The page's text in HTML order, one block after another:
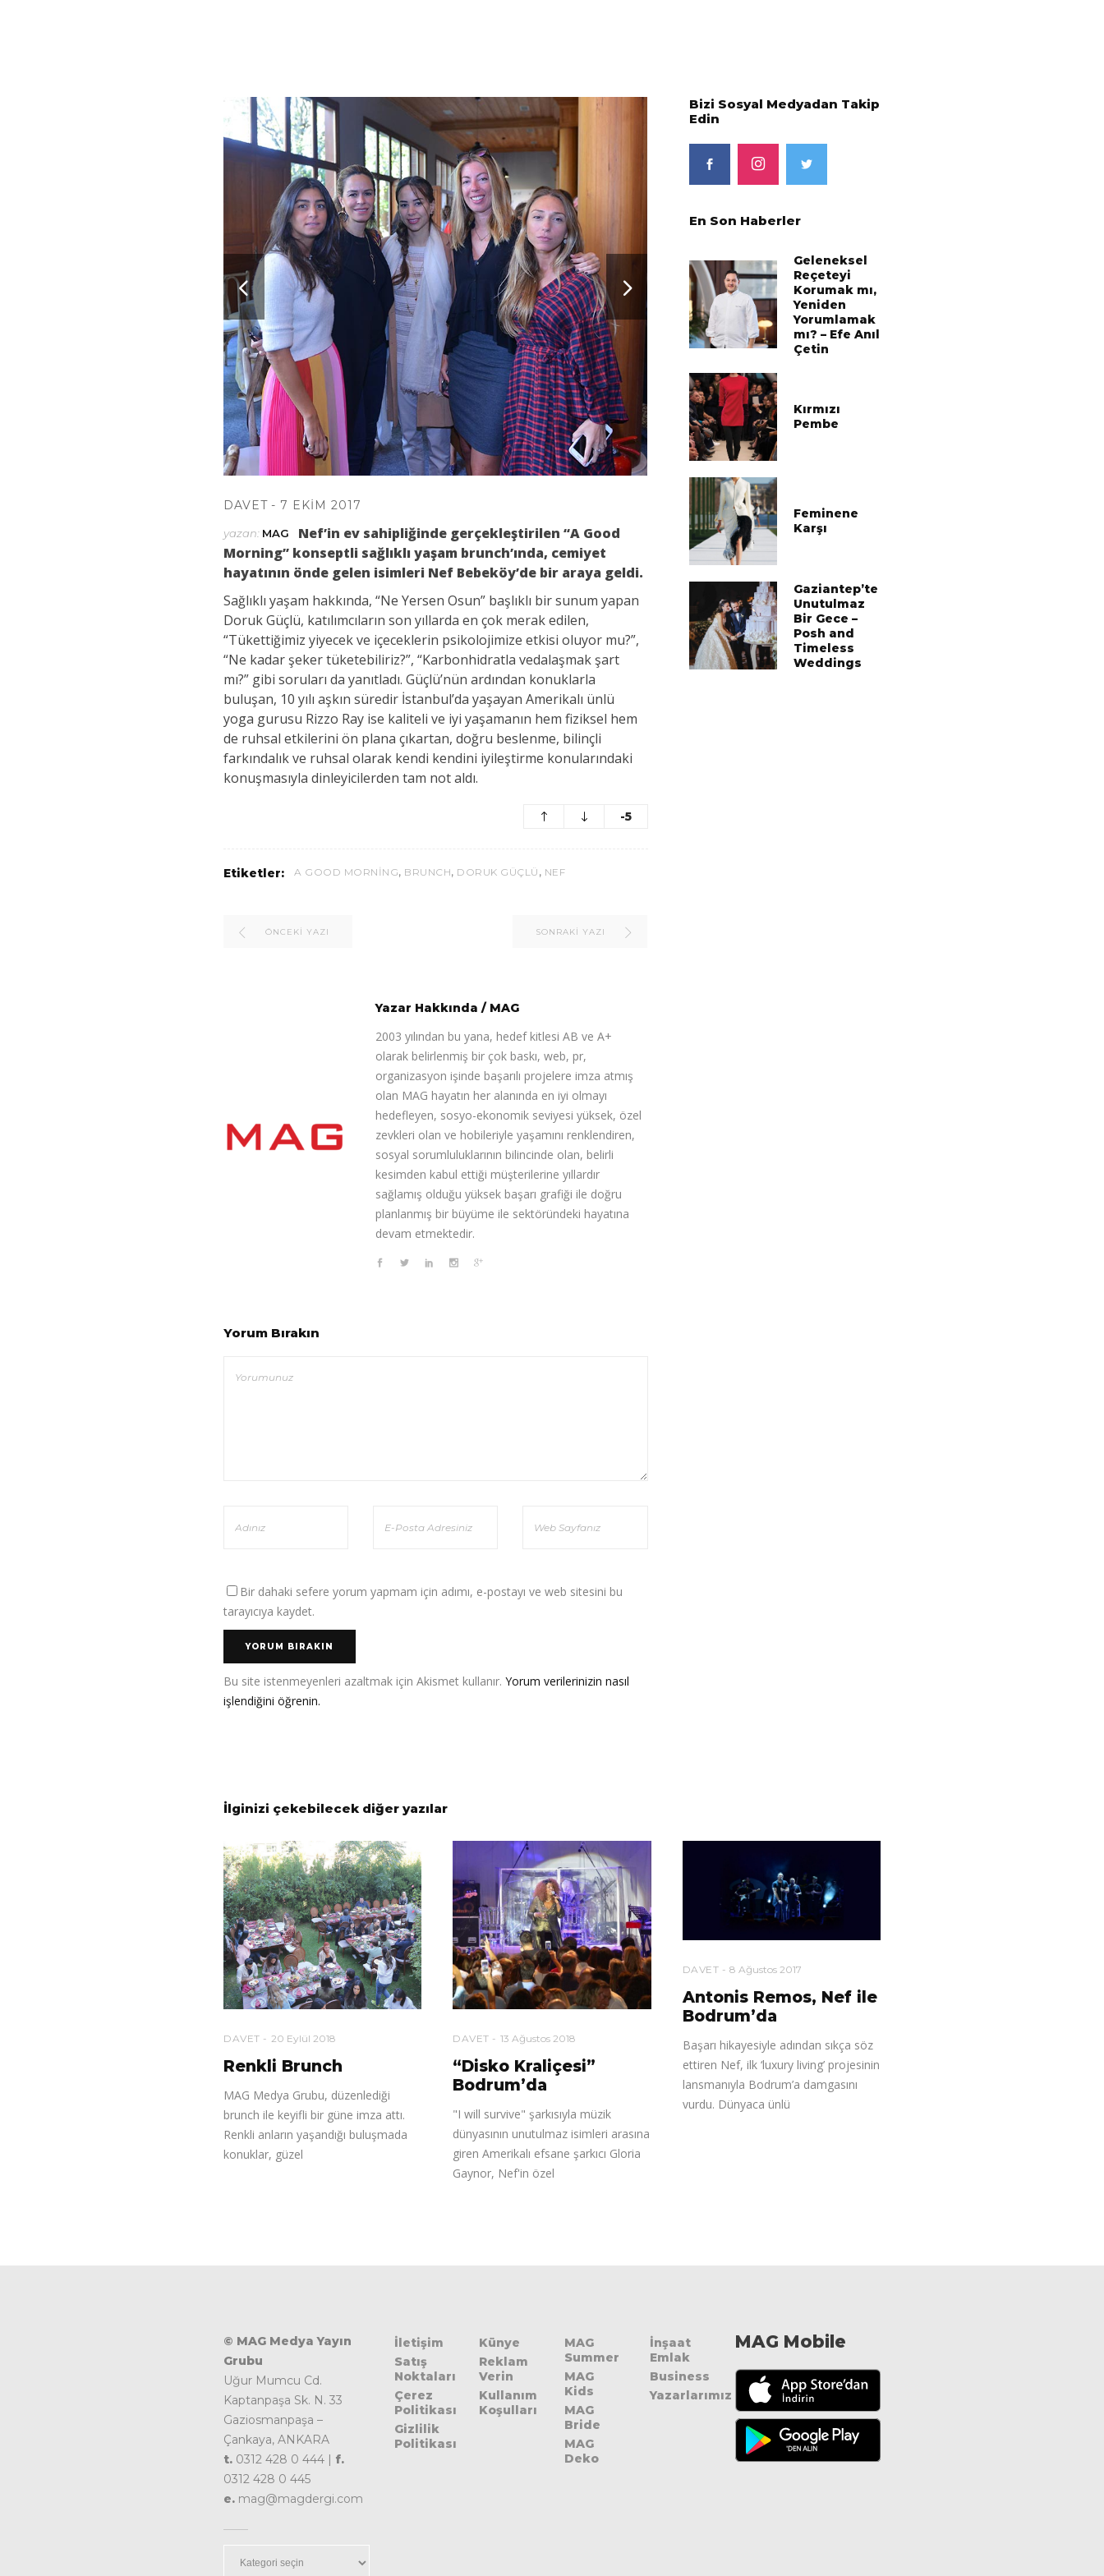
Fatoş Sohtorik
DAVET 7 EKIM 2017
yazan: MAG
Nef’in ev sahipliğinde gerçekleştirilen “A Good
Morning” konseptli sağlıklı yaşam brunch’ında, cemiyet
hayatının önde gelen isimleri Nef Bebeköy’de bir araya geldi.
Sağlıklı yaşam hakkında, “Ne Yersen Osun” başlıklı bir sunum yapan
Doruk Güçlü, katılımcıların son yıllarda en çok merak edilen,
“Tükettiğimiz yiyecek ve içeceklerin psikolojimize etkisi oluyor mu?”,
“Ne kadar şeker tüketebiliriz?”, “Karbonhidratla vedalaşmak şart
mı?” gibi soruları da yanıtladı. Güçlü’nün ardından konuklarla
buluşan, 10 yılı aşkın süredir İstanbul’da yaşayan Amerikalı ünlü
yoga gurusu Rizzo Ray ise kaliteli ve iyi yaşamanın hem fiziksel hem
de ruhsal etkilerini ön plana çıkartan, doğru beslenme, bilinçli
farkındalık ve ruhsal olarak kendi kendini iyileştirme konularındaki
konuşmasıyla dinleyicilerden tam not aldı.
-5
Etiketler: A GOOD MORNING, BRUNCH, DORUK GÜÇLÜ , NEF
ÖNCEKI YAZI SONRAKI YAZI
Yazar Hakkında / MAG
2003 yılından bu yana, hedef kitlesi AB ve A+
olarak belirlenmiş bir çok baskı, web, pr,
organizasyon işinde başarılı projelere imza atmış
olan MAG hayatın her alanında en iyi olmayı
hedefleyen, sosyo-ekonomik seviyesi yüksek, özel
zevkleri olan ve hobileriyle yaşamını renklendiren,
sosyal sorumluluklarının bilincinde olan, belirli
kesimden kabul ettiği müşterilerine yıllardır
sağlamış olduğu yüksek başarı grafiği ile doğru
planlanmış bir büyüme ile sektöründeki hayatına
devam etmektedir.
Yorum Bırakın
Bir dahaki sefere yorum yapmam için adımı, e-postayı ve web sitesini bu
tarayıcıya kaydet.
Bu site istenmeyenleri azaltmak için Akismet kullanır. Yorum verilerinizin nasıl
işlendiğini öğrenin.
Bizi Sosyal Medyadan Takip
Edin
En Son Haberler
Geleneksel
Reçeteyi
Korumak mı,
Yeniden
Yorumlamak
mı? – Efe Anıl
Çetin
Kırmızı
Pembe
Feminene
Karşı
Gaziantep’te
Unutulmaz
Bir Gece –
Posh and
Timeless
Weddings
İlginizi çekebilecek diğer yazılar
DAVET 20 Eylül 2018
Renkli Brunch
MAG Medya Grubu, düzenlediği
brunch ile keyifli bir güne imza attı.
Renkli anların yaşandığı buluşmada
konuklar, güzel
DAVET 13 Ağustos 2018
“Disko Kraliçesi”
Bodrum’da
"I will survive" şarkısıyla müzik
dünyasının unutulmaz isimleri arasına
giren Amerikalı efsane şarkıcı Gloria
Gaynor, Nef'in özel
DAVET 8 Ağustos 2017
Antonis Remos, Nef ile
Bodrum’da
Başarı hikayesiyle adından sıkça söz
ettiren Nef, ilk ‘luxury living’ projesinin
lansmanıyla Bodrum’a damgasını
vurdu. Dünyaca ünlü
© MAG Medya Yayın
Grubu
Uğur Mumcu Cd.
Kaptanpaşa Sk. N. 33
Gaziosmanpaşa –
Çankaya, ANKARA
t. 0312 428 0 444 | f.
0312 428 0 445
e. mag@magdergi.com
İletişim
Satış
Noktaları
Çerez
Politikası
Gizlilik
Politikası
Künye
Reklam
Verin
Kullanım
Koşulları
MAG
Summer
MAG
Kids
MAG
Bride
MAG
Deko
İnşaat
Emlak
Business
Yazarlarımız
MAG Mobile